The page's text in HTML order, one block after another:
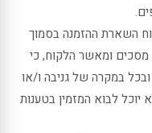
השארת ההזמנה בסמוך
ומאשר הלקוח, כי
במקרה של גניבה ו/או
לבוא המזמין בטענות